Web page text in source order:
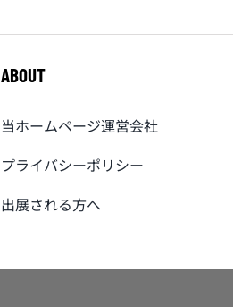
ABOUT
当ホームページ運営会社
プライバシーポリシー
出展される方へ